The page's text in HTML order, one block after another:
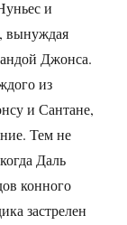
и
вынуждая
Джонса.
из
и Сантане,
Тем не
Даль
конного
застрелен